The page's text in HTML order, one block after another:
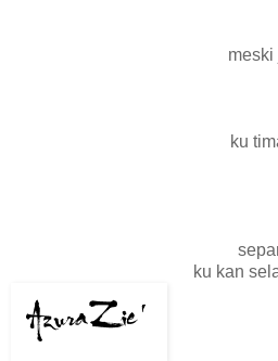
meski
ku
ku kan